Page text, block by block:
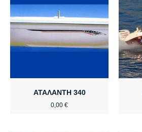
ΑΤΑΛΑΝΤΗ 340
0,00 €